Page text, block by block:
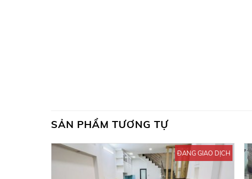
SẢN PHẨM TƯƠNG TỰ
ĐANG GIAO DỊCH